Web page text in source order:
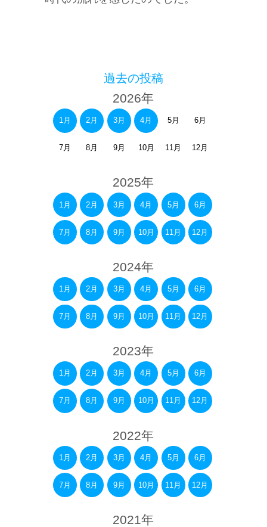
過去の投稿
2026年
1月 2月 3月 4月 5月 6月
7月 8月 9月 10月 11月 12月
2025年
1月 2月 3月 4月 5月 6月
7月 8月 9月 10月 11月 12月
2024年
1月 2月 3月 4月 5月 6月
7月 8月 9月 10月 11月 12月
2023年
1月 2月 3月 4月 5月 6月
7月 8月 9月 10月 11月 12月
2022年
1月 2月 3月 4月 5月 6月
7月 8月 9月 10月 11月 12月
2021年